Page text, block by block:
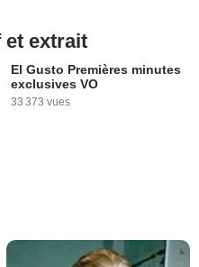
et extrait
El Gusto Premières minutes
exclusives VO
33 373 vues